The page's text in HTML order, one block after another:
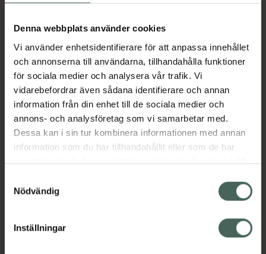
Denna webbplats använder cookies
Vi använder enhetsidentifierare för att anpassa innehållet
och annonserna till användarna, tillhandahålla funktioner
för sociala medier och analysera vår trafik. Vi
vidarebefordrar även sådana identifierare och annan
information från din enhet till de sociala medier och
annons- och analysföretag som vi samarbetar med.
Dessa kan i sin tur kombinera informationen med annan
information som du har tillhandahållit eller som de har
samlat in när du har använt deras tjänster. Samtycke till
återkalla ditt samtycke via webbplatsens
cookieinställningar. Ett återkallat samtycke påverkar inte
lagligheten av behandling som skett innan återkallelsen.
Nödvändig
Inställningar
Aktuella erbjudanden
Beskrivning Dölj
Läs alltid bipacksedeln innan
användning.
EAN:07046265556619
Bipacksedel från FASS Visa